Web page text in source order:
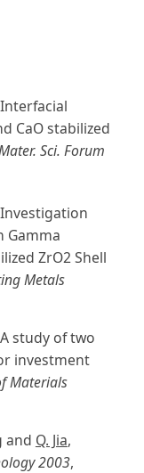
Interfacial
CaO stabilized
Sci. Forum
Investigation
Gamma
ZrO2 Shell
Metals
A study of two
investment
Materials
and Q. Jia,
2003,